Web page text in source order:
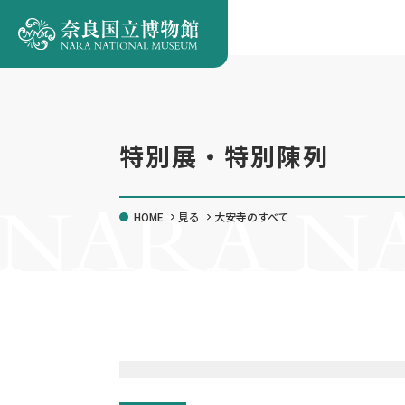
Privacy Settings
Language
SEARCH MENU
特別展・特別陳列
HOME 見る 大安寺のすべて